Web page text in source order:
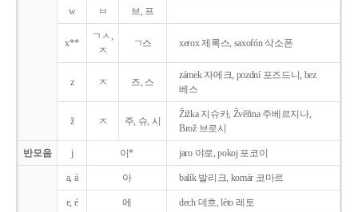
w ㅂ 브, 프
x**
ㄱㅅ,
ㅈ
ㄱ스 xerox 제록스, saxofón 삭소폰
z ㅈ 즈, 스
zámek 자메크, pozdní 포즈드니, bez
베스
ž ㅈ 주, 슈, 시
Žižka 지슈카, Žvěřina 주베르지나,
Brož 브로시
반모음 j 이* jaro 야로, pokoj 포코이
a, á 아 balík 발리크, komár 코마르
e, é 에 dech 데흐, léto 레토